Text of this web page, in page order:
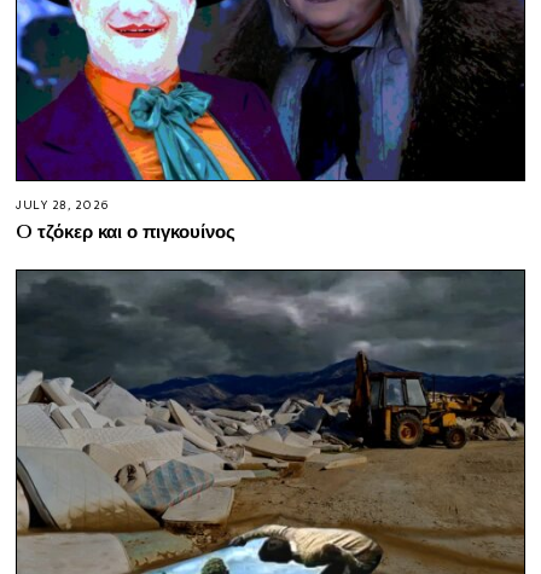
JULY 28, 2026
O τζόκερ και ο πιγκουίνος